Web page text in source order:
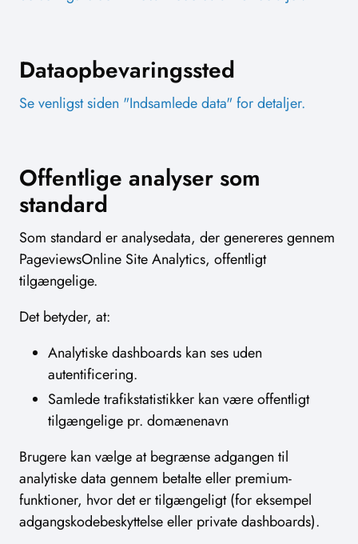
Dataopbevaringssted
Se venligst siden "Indsamlede data" for detaljer.
Offentlige analyser som
standard
Som standard er analysedata, der genereres gennem
PageviewsOnline Site Analytics, offentligt
tilgængelige.
Det betyder, at:
Analytiske dashboards kan ses uden
autentificering.
Samlede trafikstatistikker kan være offentligt
tilgængelige pr. domænenavn
Brugere kan vælge at begrænse adgangen til
analytiske data gennem betalte eller premium-
funktioner, hvor det er tilgængeligt (for eksempel
adgangskodebeskyttelse eller private dashboards).